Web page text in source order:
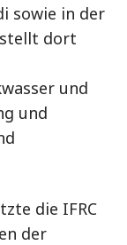
sowie in der
stellt dort
und
und
die IFRC
der